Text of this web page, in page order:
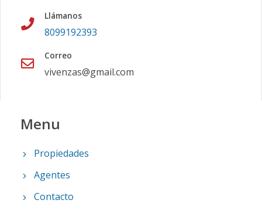
Llámanos
8099192393
Correo
vivenzas@gmail.com
Menu
Propiedades
Agentes
Contacto